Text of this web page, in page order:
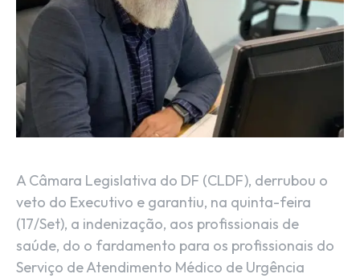
A Câmara Legislativa do DF (CLDF), derrubou o
veto do Executivo e garantiu, na quinta-feira
(17/Set), a indenização, aos profissionais de
saúde, do o fardamento para os profissionais do
Serviço de Atendimento Médico de Urgência